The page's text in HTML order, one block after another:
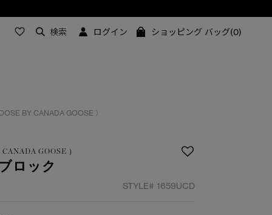
検索 ログイン ショッピング バッグ(0)
BY CANADA GOOSE ）
GOOSE ）
ロック
STYLE# 1659UCD